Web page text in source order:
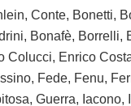
Conte, Bonetti,
Bonafè,
Enrico
Fede, Fenu,
Guerra,